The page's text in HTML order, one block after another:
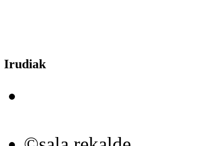
Irudiak